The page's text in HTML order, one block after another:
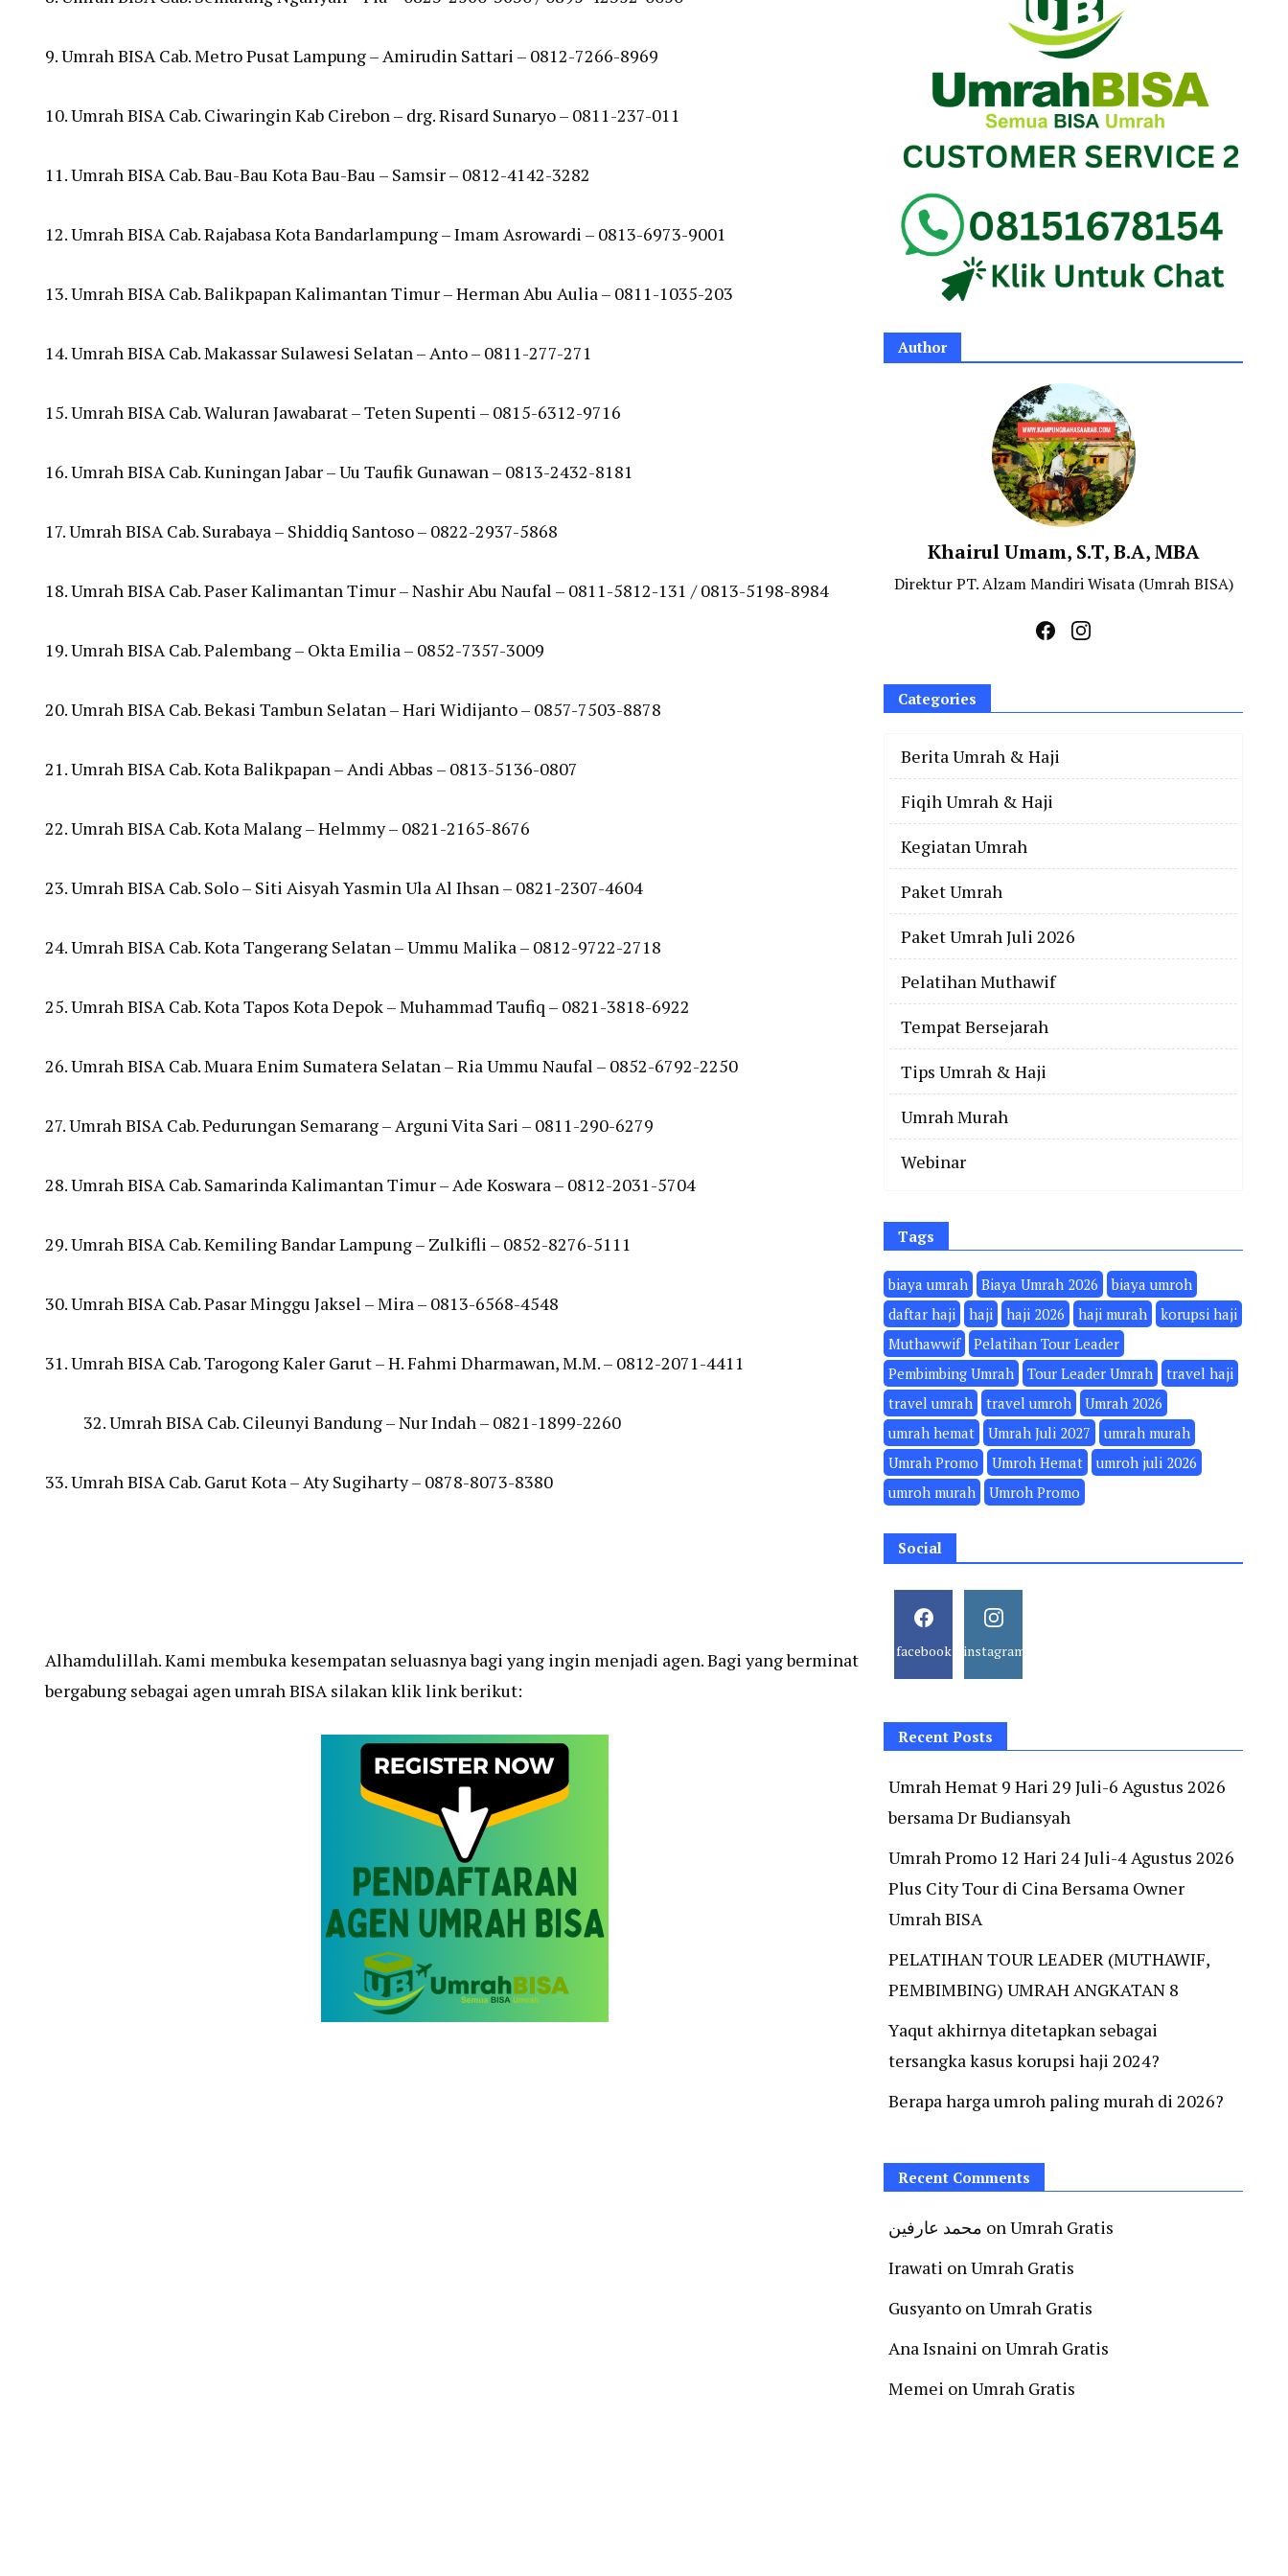
9. Umrah BISA Cab. Metro Pusat Lampung – Amirudin Sattari – 0812-7266-8969
10. Umrah BISA Cab. Ciwaringin Kab Cirebon – drg. Risard Sunaryo – 0811-237-011
11. Umrah BISA Cab. Bau-Bau Kota Bau-Bau – Samsir – 0812-4142-3282
12. Umrah BISA Cab. Rajabasa Kota Bandarlampung – Imam Asrowardi – 0813-6973-9001
13. Umrah BISA Cab. Balikpapan Kalimantan Timur – Herman Abu Aulia – 0811-1035-203
14. Umrah BISA Cab. Makassar Sulawesi Selatan – Anto – 0811-277-271
15. Umrah BISA Cab. Waluran Jawabarat – Teten Supenti – 0815-6312-9716
16. Umrah BISA Cab. Kuningan Jabar – Uu Taufik Gunawan – 0813-2432-8181
17. Umrah BISA Cab. Surabaya – Shiddiq Santoso – 0822-2937-5868
18. Umrah BISA Cab. Paser Kalimantan Timur – Nashir Abu Naufal – 0811-5812-131 / 0813-5198-8984
19. Umrah BISA Cab. Palembang – Okta Emilia – 0852-7357-3009
20. Umrah BISA Cab. Bekasi Tambun Selatan – Hari Widijanto – 0857-7503-8878
21. Umrah BISA Cab. Kota Balikpapan – Andi Abbas – 0813-5136-0807
22. Umrah BISA Cab. Kota Malang – Helmmy – 0821-2165-8676
23. Umrah BISA Cab. Solo – Siti Aisyah Yasmin Ula Al Ihsan – 0821-2307-4604
24. Umrah BISA Cab. Kota Tangerang Selatan – Ummu Malika – 0812-9722-2718
25. Umrah BISA Cab. Kota Tapos Kota Depok – Muhammad Taufiq – 0821-3818-6922
26. Umrah BISA Cab. Muara Enim Sumatera Selatan – Ria Ummu Naufal – 0852-6792-2250
27. Umrah BISA Cab. Pedurungan Semarang – Arguni Vita Sari – 0811-290-6279
28. Umrah BISA Cab. Samarinda Kalimantan Timur – Ade Koswara – 0812-2031-5704
29. Umrah BISA Cab. Kemiling Bandar Lampung – Zulkifli – 0852-8276-5111
30. Umrah BISA Cab. Pasar Minggu Jaksel – Mira – 0813-6568-4548
31. Umrah BISA Cab. Tarogong Kaler Garut – H. Fahmi Dharmawan, M.M. – 0812-2071-4411
32. Umrah BISA Cab. Cileunyi Bandung – Nur Indah – 0821-1899-2260
33. Umrah BISA Cab. Garut Kota – Aty Sugiharty – 0878-8073-8380
Alhamdulillah. Kami membuka kesempatan seluasnya bagi yang ingin menjadi agen. Bagi yang berminat
bergabung sebagai agen umrah BISA silakan klik link berikut:
Author
Khairul Umam, S.T, B.A, MBA
Direktur PT. Alzam Mandiri Wisata (Umrah BISA)
Categories
Berita Umrah & Haji
Fiqih Umrah & Haji
Kegiatan Umrah
Paket Umrah
Paket Umrah Juli 2026
Pelatihan Muthawif
Tempat Bersejarah
Tips Umrah & Haji
Umrah Murah
Webinar
Tags
biaya umrah Biaya Umrah 2026
biaya umroh
daftar haji
haji haji 2026 haji murah
korupsi haji
Muthawwif
Pelatihan Tour Leader
Pembimbing Umrah
Tour Leader Umrah
travel haji
travel umrah
travel umroh
Umrah 2026
umrah hemat
Umrah Juli 2027
umrah murah
Umrah Promo
Umroh Hemat
umroh juli 2026
umroh murah
Umroh Promo
Social
facebook instagram
Recent Posts
Umrah Hemat 9 Hari 29 Juli-6 Agustus 2026
bersama Dr Budiansyah
Umrah Promo 12 Hari 24 Juli-4 Agustus 2026
Plus City Tour di Cina Bersama Owner
Umrah BISA
PELATIHAN TOUR LEADER (MUTHAWIF,
PEMBIMBING) UMRAH ANGKATAN 8
Yaqut akhirnya ditetapkan sebagai
tersangka kasus korupsi haji 2024?
Berapa harga umroh paling murah di 2026?
Recent Comments
محمد عارفين onUmrah Gratis
Irawati onUmrah Gratis
Gusyanto onUmrah Gratis
Ana Isnaini onUmrah Gratis
Memei onUmrah Gratis